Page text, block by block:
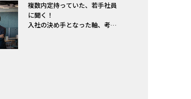
複数内定持っていた、若手社員
に聞く！
入社の決め手となった軸、考え